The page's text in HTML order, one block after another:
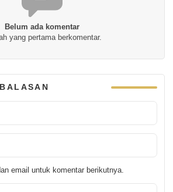
Belum ada komentar
yang pertama berkomentar.
email untuk komentar berikutnya.